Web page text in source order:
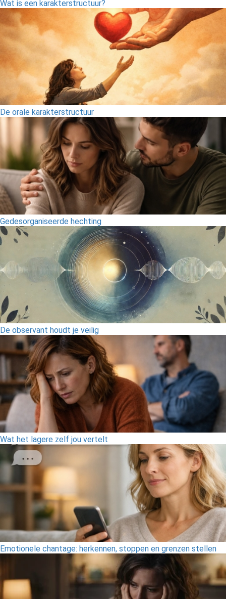
Wat is een karakterstructuur?
De orale karakterstructuur
Gedesorganiseerde hechting
De observant houdt je veilig
Wat het lagere zelf jou vertelt
Emotionele chantage: herkennen, stoppen en grenzen stellen